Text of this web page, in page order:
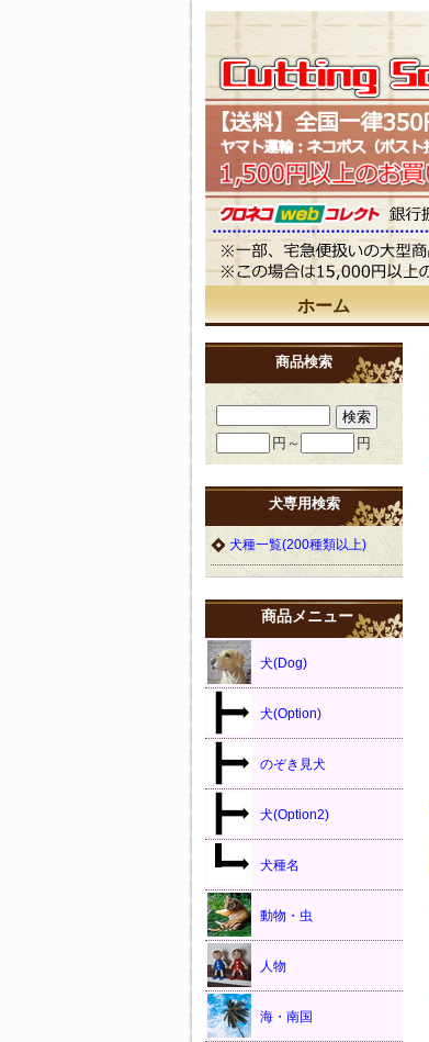
ホーム
商品検索
円～ 円
犬専用検索
犬種一覧(200種類以上)
商品メニュー
犬(Dog)
犬(Option)
のぞき見犬
犬(Option2)
犬種名
動物・虫
人物
海・南国